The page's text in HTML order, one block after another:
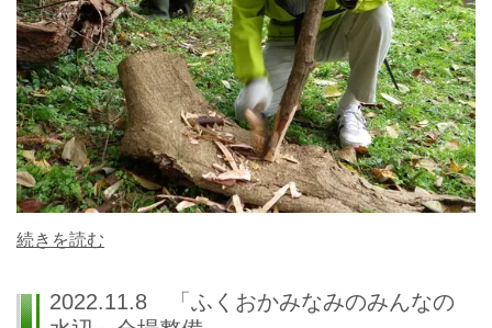
続きを読む
2022.11.8 「ふくおかみなみのみんなの